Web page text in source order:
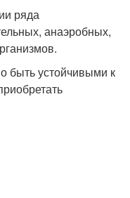
ряда
анаэробных,
быть устойчивыми к